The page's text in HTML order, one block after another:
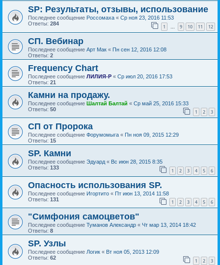
SP: Результаты, отзывы, использование
Последнее сообщение Россомаха « Ср ноя 23, 2016 11:53
Ответы: 284 1 … 9 10 11 12
СП. Вебинар
Последнее сообщение Арт Мак « Пн сен 12, 2016 12:08
Ответы: 2
Frequency Chart
Последнее сообщение ЛИЛИЯ-Р « Ср июл 20, 2016 17:53
Ответы: 21
Камни на продажу.
Последнее сообщение Шалтай Балтай « Ср май 25, 2016 15:33
Ответы: 50 1 2 3
СП от Пророка
Последнее сообщение Форумомыга « Пн ноя 09, 2015 12:29
Ответы: 15
SP. Камни
Последнее сообщение Эдуард « Вс июн 28, 2015 8:35
Ответы: 133 1 2 3 4 5 6
Опасность использования SP.
Последнее сообщение Игортито « Пт июн 13, 2014 11:58
Ответы: 131 1 2 3 4 5 6
"Симфония самоцветов"
Последнее сообщение Туманов Александр « Чт мар 13, 2014 18:42
Ответы: 8
SP. Узлы
Последнее сообщение Логик « Вт ноя 05, 2013 12:09
Ответы: 62 1 2 3